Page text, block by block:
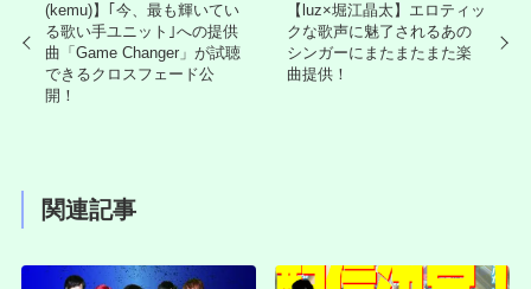
(kemu)】｢今、最も輝いてい
る歌い手ユニット｣への提供
曲「Game Changer」が試聴
できるクロスフェード公
開！
【luz×堀江晶太】エロティッ
クな歌声に魅了されるあの
シンガーにまたまたまた楽
曲提供！
関連記事